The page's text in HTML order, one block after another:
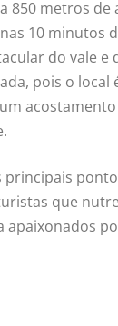
metros
10 minutos
do vale e
pois o local
que